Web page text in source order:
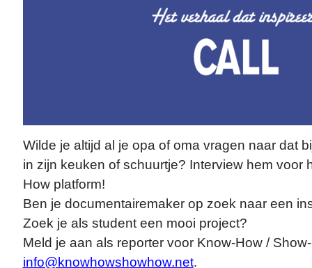
Wilde je altijd al je opa of oma vragen naar dat
in zijn keuken of schuurtje? Interview hem voor
How platform!
Ben je documentairemaker op zoek naar een
Zoek je als student een mooi project?
Meld je aan als reporter voor Know-How /
info@knowhowshowhow.net.